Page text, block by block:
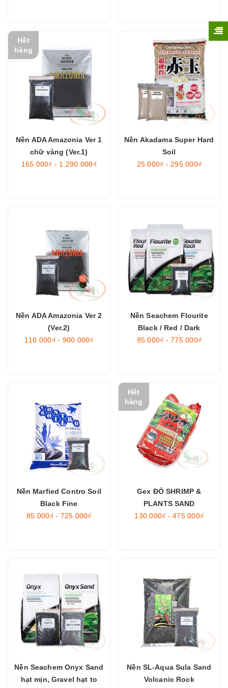
Hết
hàng
Nền ADA Amazonia Ver 1
chữ vàng (Ver.1)
165.000₫ - 1.290.000₫
Nền Akadama Super Hard
Soil
25.000₫ - 295.000₫
Nền ADA Amazonia Ver 2
(Ver.2)
110.000₫ - 900.000₫
Nền Seachem Flourite
Black / Red / Dark
85.000₫ - 775.000₫
Nền Marfied Contro Soil
Black Fine
85.000₫ - 725.000₫
Hết
hàng
Gex ĐỎ SHRIMP &
PLANTS SAND
130.000₫ - 475.000₫
Nền Seachem Onyx Sand
hạt mịn, Gravel hạt to
Nền SL-Aqua Sula Sand
Volcanic Rock